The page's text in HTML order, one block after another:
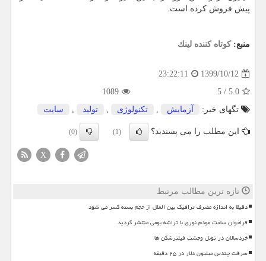
پیش فروش کرده است.
منبع:كوتاه كننده لینك
1399/10/12
23:22:11
5.0
/
5
1089
تگهای خبر:
آزمایش , تكنولوژی , تولید , سایت
این مطلب را می پسندید؟ (1)
(0)
X
تازه ترین مطالب مرتبط
دقیقا به اندازه مصرف ترافیک بین الملل از حجم بسته کسر می شود
فراخوان ساخت مودم نوری با تراشه بومی منتشر گردید
خردسالان در تونل وحشت فیلترشکن ها
سرقت چندین میلیون دلار در ۲۵ دقیقه